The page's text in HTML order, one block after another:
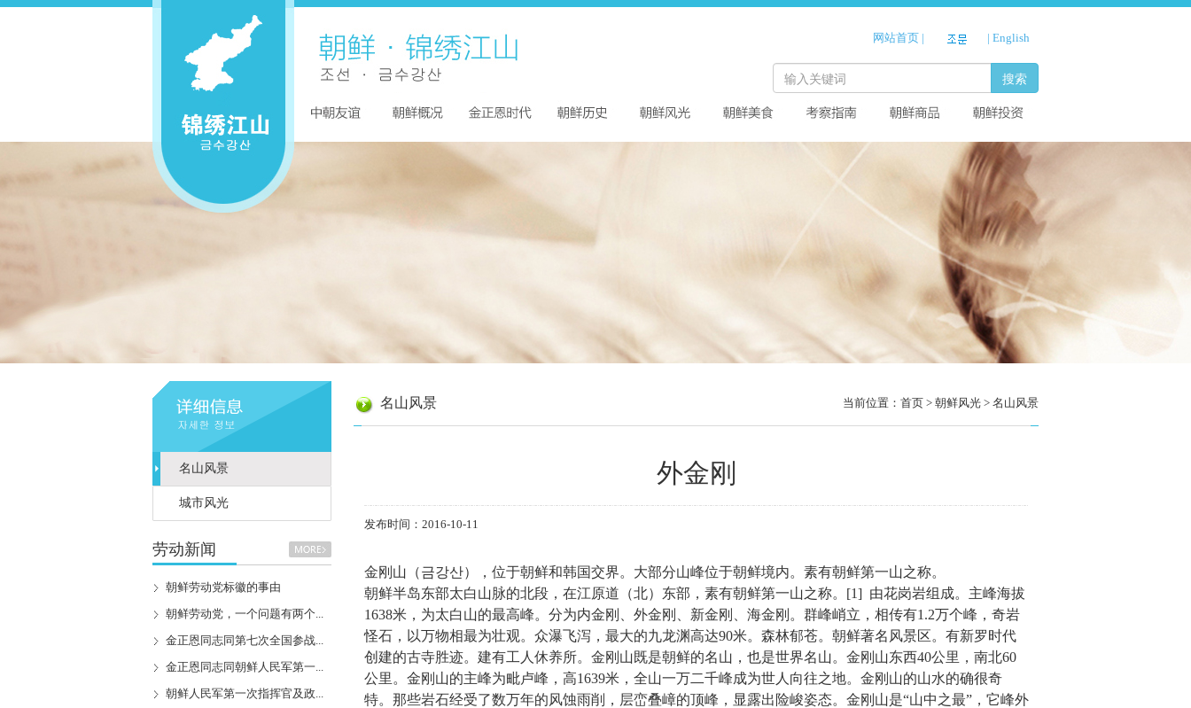
网站首页| | English
搜索
名山风景
城市风光
劳动新闻
朝鲜劳动党标徽的事由
朝鲜劳动党，一个问题有两个...
金正恩同志同第七次全国参战...
金正恩同志同朝鲜人民军第一...
朝鲜人民军第一次指挥官及政...
名山风景 当前位置： 首页 > 朝鲜风光 > 名山风景
外金刚
发布时间：2016-10-11
金刚山（금강산），位于朝鲜和韩国交界。大部分山峰位于朝鲜境内。素有朝鲜第一山之称。
朝鲜半岛东部太白山脉的北段，在江原道（北）东部，素有朝鲜第一山之称。[1] 由花岗岩组成。主峰海拔
1638米，为太白山的最高峰。分为内金刚、外金刚、新金刚、海金刚。群峰峭立，相传有1.2万个峰，奇岩
怪石，以万物相最为壮观。众瀑飞泻，最大的九龙渊高达90米。森林郁苍。朝鲜著名风景区。有新罗时代
创建的古寺胜迹。建有工人休养所。金刚山既是朝鲜的名山，也是世界名山。金刚山东西40公里，南北60
公里。金刚山的主峰为毗卢峰，高1639米，全山一万二千峰成为世人向往之地。金刚山的山水的确很奇
特。那些岩石经受了数万年的风蚀雨削，层峦叠嶂的顶峰，显露出险峻姿态。金刚山是“山中之最”，它峰外